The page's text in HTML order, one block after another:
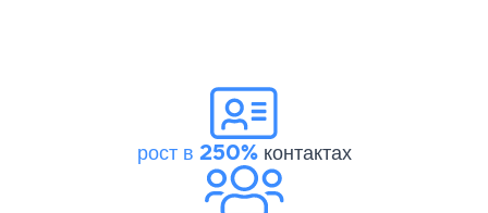
рост в 250%контактах